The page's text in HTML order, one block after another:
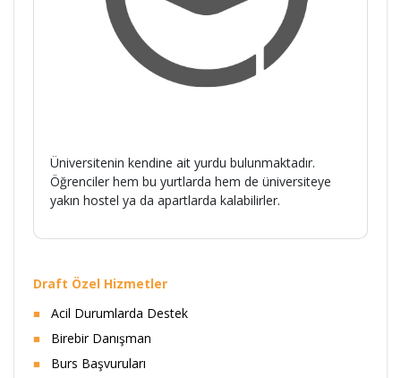
Üniversitenin kendine ait yurdu bulunmaktadır.
Öğrenciler hem bu yurtlarda hem de üniversiteye
yakın hostel ya da apartlarda kalabilirler.
Draft Özel Hizmetler
Acil Durumlarda Destek
Birebir Danışman
Burs Başvuruları